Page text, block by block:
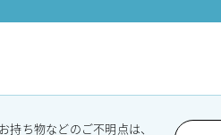
持ち物などのご不明点は、